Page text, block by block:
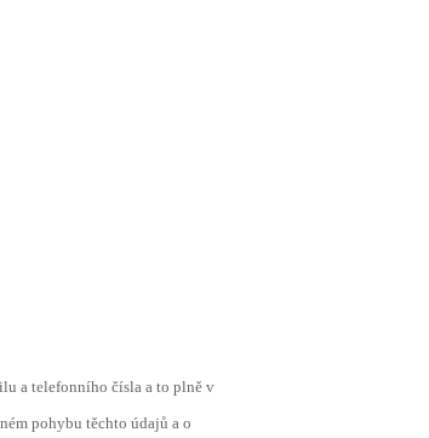
a telefonního čísla a to plně v
pohybu těchto údajů a o